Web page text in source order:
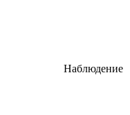
Наблюдение